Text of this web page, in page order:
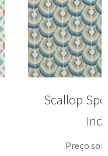
Scallop
Preço